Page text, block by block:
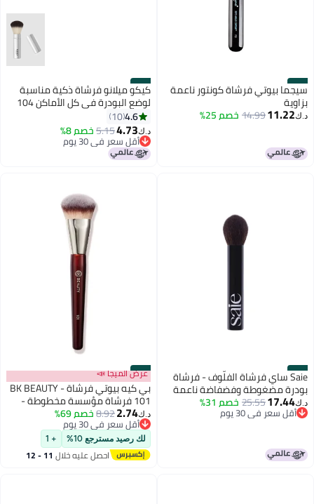
#39
سيجما بيوتي فرشاة كونتور ناعمة
بزاوية
د.ك‏11.22
14.99خصم 25%
#40
كيكو ميلانو فرشاة ذكية مناسبة
لوضع البودرة في كل الأماكن 104
فضي
4.6
10
د.ك‏4.73
5.15خصم 8%
أقل سعر في 30 يوم
أقل سعر في 30 يوم
#41 Saie ساي فرشاة الفلّوف - فرشاة
بودرة مضغوطة وفضفاضة ناعمة
ومتعددة الاستخدامات - فرشاة
مكياج فلّوف مع طرف مدبب لتطبيق
د.ك‏17.44
25.55خصم 31%
أقل سعر في 30 يوم
أقل سعر في 30 يوم
#42
عرض الميجا 📣
بي كيه بيوتي فرشاة BK BEAUTY -
101 فرشاة مؤسسة مخطوطة -
فرشاة ماكياج مؤسسة - فرشاة
الوجه للأسس السائلة أو الكريمة
د.ك‏2.74
8.92خصم 69%
أقل سعر في 30 يوم
أقل سعر في 30 يوم
لك رصيد مسترجع 10% + 1
احصل عليه خلال 11 - 12